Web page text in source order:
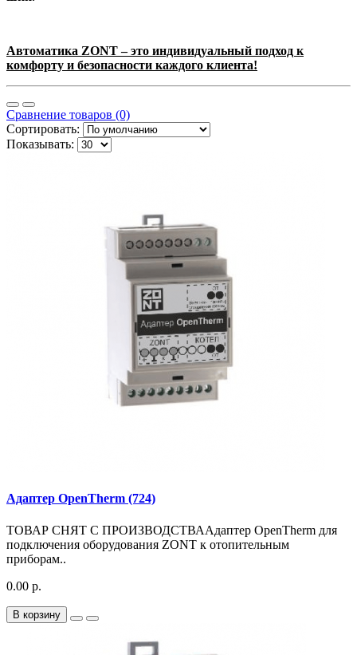
Автоматика ZONT– это индивидуальный подход к
комфорту и безопасности каждого клиента!
Сравнение товаров (0)
Сортировать:
Показывать:
Адаптер OpenTherm (724)
ТОВАР СНЯТ С ПРОИЗВОДСТВААдаптер OpenTherm для
подключения оборудования ZONT к отопительным
приборам..
0.00 р.
В корзину